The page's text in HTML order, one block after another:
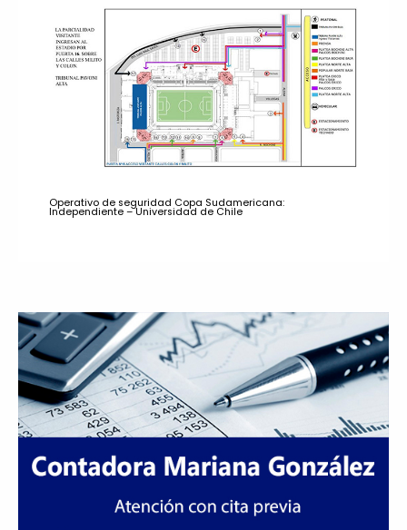
Operativo de seguridad Copa Sudamericana:
Independiente – Universidad de Chile